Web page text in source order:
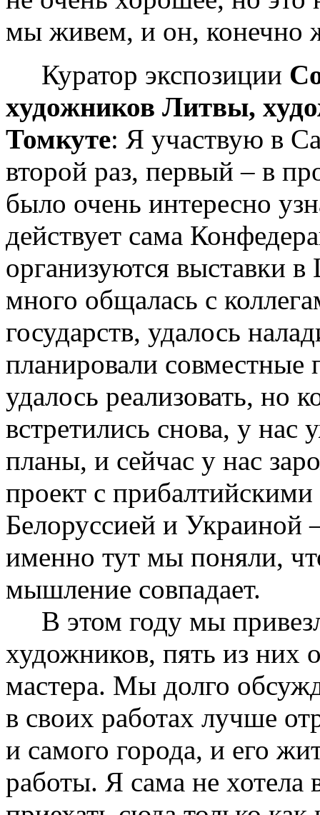
мы живем, и он, конечно
Куратор экспозиции
художников Литвы,
Томкуте: Я участвую в
второй раз, первый – в
было очень интересно
действует сама
организуются выставки
много общалась с
государств, удалось
планировали совместные
удалось реализовать, но
встретились снова, у нас
планы, и сейчас у нас
проект с
Белоруссией и Украиной
именно тут мы поняли,
мышление совпадает.
В этом году мы
художников, пять из них
мастера. Мы долго
в своих работах лучше
и самого города, и его
работы. Я сама не хотела